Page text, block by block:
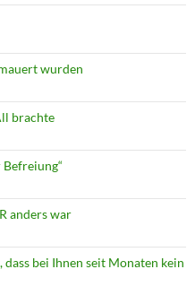
wurden
brachte
anders war
dass bei Ihnen seit Monaten kein